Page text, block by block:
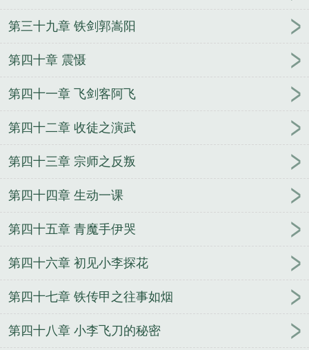
第三十九章 铁剑郭嵩阳
第四十章 震慑
第四十一章 飞剑客阿飞
第四十二章 收徒之演武
第四十三章 宗师之反叛
第四十四章 生动一课
第四十五章 青魔手伊哭
第四十六章 初见小李探花
第四十七章 铁传甲之往事如烟
第四十八章 小李飞刀的秘密